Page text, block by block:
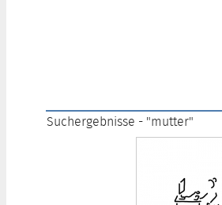
Suchergebnisse - "mutter"